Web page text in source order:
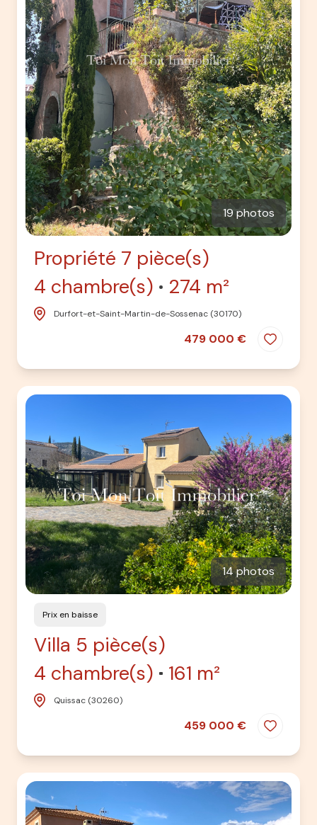
19 photos
Propriété 7 pièce(s)
4 chambre(s)
274 m²
Durfort-et-Saint-Martin-de-Sossenac (30170)
479 000 €
14 photos
Prix en baisse
Villa 5 pièce(s)
4 chambre(s)
161 m²
Quissac (30260)
459 000 €